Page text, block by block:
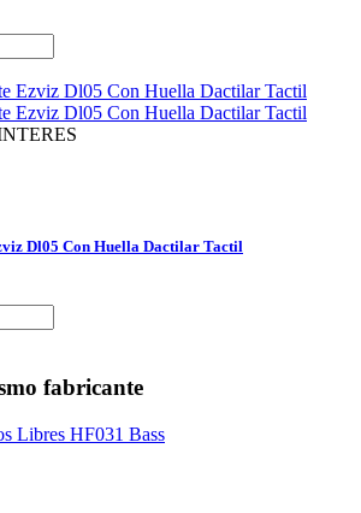
Dl05 Con Huella Dactilar Tactil
fabricante